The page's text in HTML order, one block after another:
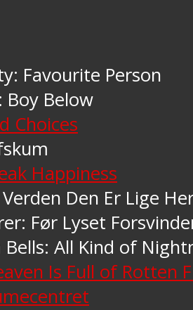
Favourite Person
Boy Below
Choices
Happiness
Den Er Lige
Før Lyset
Bells: All Kind of
Is Full of Rotten